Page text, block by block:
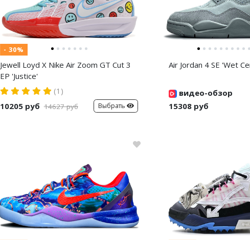
- 30%
Jewell Loyd X Nike Air Zoom GT Cut 3
EP 'Justice'
(1)
10205 руб 14627 руб Выбрать
Air Jordan 4 SE 'Wet
видео-обзор
15308 руб